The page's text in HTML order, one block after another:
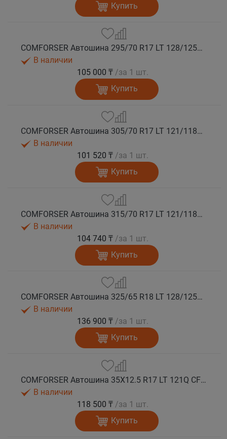
Купить
COMFORSER Автошина 295/70 R17 LT 128/125Q CF9000 R/T RWL 10PR лето
В наличии
105 000 ₸ /за 1 шт.
Купить
COMFORSER Автошина 305/70 R17 LT 121/118Q CF9000 R/T RWL 10PR лето
В наличии
101 520 ₸ /за 1 шт.
Купить
COMFORSER Автошина 315/70 R17 LT 121/118Q CF9000 R/T RWL 10PR лето
В наличии
104 740 ₸ /за 1 шт.
Купить
COMFORSER Автошина 325/65 R18 LT 128/125Q CF9000 R/T RWL 12PR лето
В наличии
136 900 ₸ /за 1 шт.
Купить
COMFORSER Автошина 35X12.5 R17 LT 121Q CF9000 R/T RWL 10PR лето
В наличии
118 500 ₸ /за 1 шт.
Купить